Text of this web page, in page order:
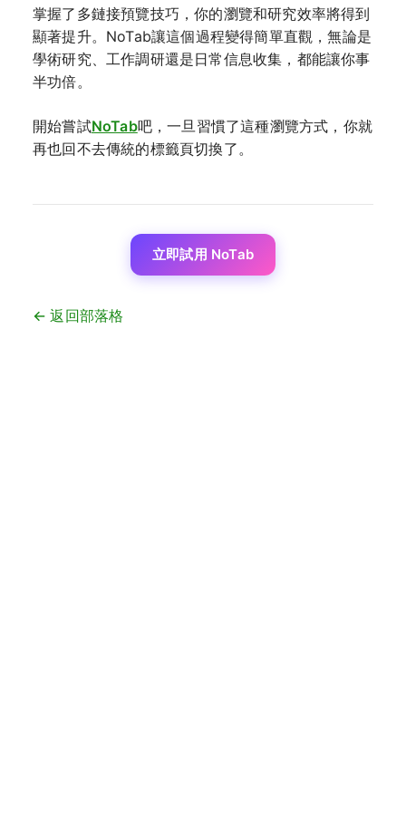
掌握了多鏈接預覽技巧，你的瀏覽和研究效率將得到
顯著提升。NoTab讓這個過程變得簡單直觀，無論是
學術研究、工作調研還是日常信息收集，都能讓你事
半功倍。
開始嘗試NoTab吧，一旦習慣了這種瀏覽方式，你就
再也回不去傳統的標籤頁切換了。
立即試用 NoTab
← 返回部落格